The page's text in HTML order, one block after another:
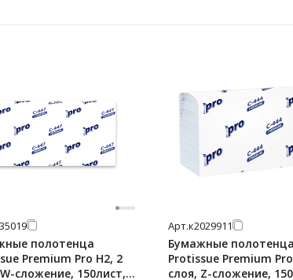
полотенца
Premium Pro H2, 2
сложение, 150лист,
Арт.к2029911
Бумажные полотенца
Protissue Premium
слоя, Z-сложение,